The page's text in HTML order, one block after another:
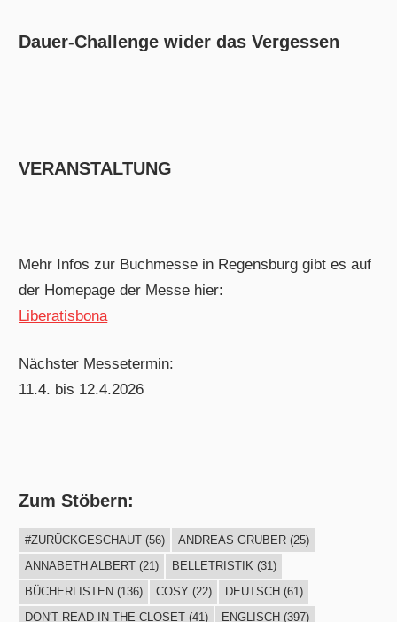
Dauer-Challenge wider das Vergessen
VERANSTALTUNG
Mehr Infos zur Buchmesse in Regensburg gibt es auf
der Homepage der Messe hier:
Liberatisbona
Nächster Messetermin:
11.4. bis 12.4.2026
Zum Stöbern:
#ZURÜCKGESCHAUT(56) ANDREAS GRUBER(25)
ANNABETH ALBERT(21) BELLETRISTIK(31)
BÜCHERLISTEN (136) COSY (22) DEUTSCH (61)
DON'T READ IN THE CLOSET(41) ENGLISCH (397)